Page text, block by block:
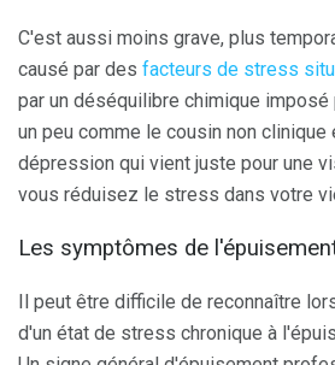
C'est aussi moins grave, plus
causé par des facteurs de stress
par un déséquilibre chimique
un peu comme le cousin non
dépression qui vient juste pour une
vous réduisez le stress dans votre
Les symptômes de
Il peut être difficile de reconnaître
d'un état de stress chronique à